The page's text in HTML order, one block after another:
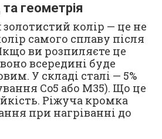
геометрія
золотистий колір — це не
самого сплаву після
ви розпиляєте це
всередині буде
У складі сталі — 5%
Co5 або M35). Що це
Ріжуча кромка
при нагріванні до